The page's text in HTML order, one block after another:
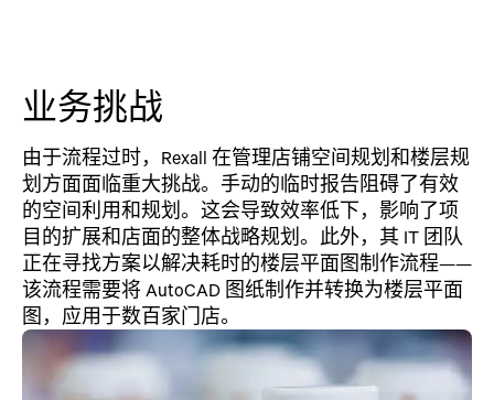
业务挑战
由于流程过时，Rexall 在管理店铺空间规划和楼层规
划方面面临重大挑战。手动的临时报告阻碍了有效
的空间利用和规划。这会导致效率低下，影响了项
目的扩展和店面的整体战略规划。此外，其 IT 团队
正在寻找方案以解决耗时的楼层平面图制作流程——
该流程需要将 AutoCAD 图纸制作并转换为楼层平面
图，应用于数百家门店。